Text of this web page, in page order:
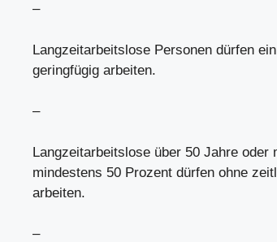
–
Langzeitarbeitslose Personen dürfen
geringfügig arbeiten.
–
Langzeitarbeitslose über 50 Jahre oder
mindestens 50 Prozent dürfen ohne
arbeiten.
–